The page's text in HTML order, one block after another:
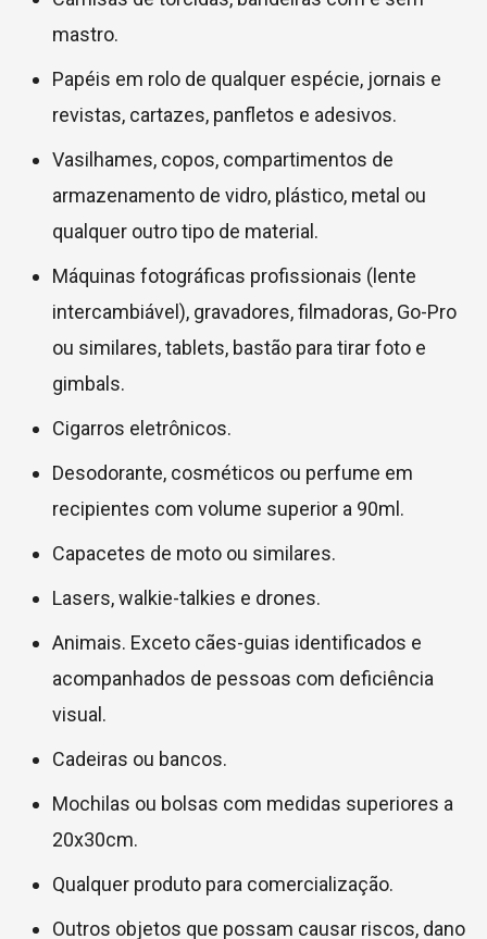
mastro.
Papéis em rolo de qualquer espécie, jornais e
revistas, cartazes, panfletos e adesivos.
Vasilhames, copos, compartimentos de
armazenamento de vidro, plástico, metal ou
qualquer outro tipo de material.
Máquinas fotográficas profissionais (lente
intercambiável), gravadores, filmadoras, Go-Pro
ou similares, tablets, bastão para tirar foto e
gimbals.
Cigarros eletrônicos.
Desodorante, cosméticos ou perfume em
recipientes com volume superior a 90ml.
Capacetes de moto ou similares.
Lasers, walkie-talkies e drones.
Animais. Exceto cães-guias identificados e
acompanhados de pessoas com deficiência
visual.
Cadeiras ou bancos.
Mochilas ou bolsas com medidas superiores a
20x30cm.
Qualquer produto para comercialização.
Outros objetos que possam causar riscos, dano